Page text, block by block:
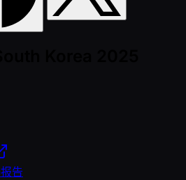
告